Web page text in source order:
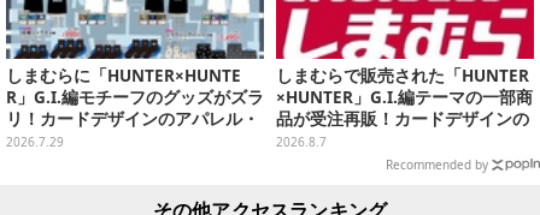
しまむらに「HUNTER×HUNTE
R」G.I.編モチーフのグッズがズラ
リ！カードデザインのアパレル・
雑貨、ゴレイヌの「オレが3人分
2026.7.29
しまむらで販売された「HUNTER
×HUNTER」G.I.編テーマの一部商
品が受注再販！カードデザインの
キーホルダーや、キルアたちのセ
リフ付ソックスなど
2026.8.7
Recommended by
その他アクセスランキング